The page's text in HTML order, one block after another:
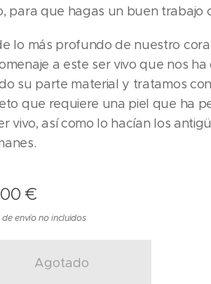
para que hagas un buen trabajo
lo más profundo de nuestro
a este ser vivo que nos ha
su parte material y tratamos
que requiere una piel que ha
vivo, así como lo hacían los
€
envío no incluidos
Agotado